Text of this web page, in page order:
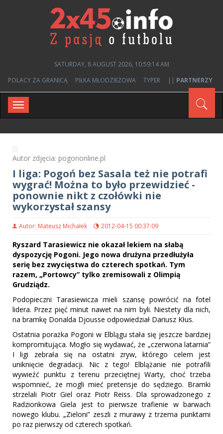
SATURDAY, 8 AUGUST 2026, 10:59:15 AM
POLACY ZA GRANICĄ
PIŁKA MŁODZIEŻOWA TYPER || PARTNERZY
Toggle
navigation
Autor zdjęcia: pogononline.pl
I liga: Pogoń bez Sasala też nie potrafi
wygrać! Można to było przewidzieć -
ponownie nikt z czołówki nie
wykorzystał szansy
Autor: Mateusz Michałek 2012-04-15 00:37:09
Ryszard Tarasiewicz nie okazał lekiem na słabą
dyspozycję Pogoni. Jego nowa drużyna przedłużyła
serię bez zwycięstwa do czterech spotkań. Tym
razem, „Portowcy” tylko zremisowali z Olimpią
Grudziądz.
Podopieczni Tarasiewicza mieli szansę powrócić na fotel
lidera. Przez pięć minut nawet na nim byli. Niestety dla nich,
na bramkę Donalda Djousse odpowiedział Dariusz Kłus.
Ostatnia porażka Pogoni w Elblągu stała się jeszcze bardziej
kompromitująca. Mogło się wydawać, że „czerwona latarnia”
I ligi zebrała się na ostatni zryw, którego celem jest
uniknięcie degradacji. Nic z tego! Elblążanie nie potrafili
wywieźć punktu z terenu przeciętnej Warty, choć trzeba
wspomnieć, że mogli mieć pretensje do sędziego. Bramki
strzelali Piotr Giel oraz Piotr Reiss. Dla sprowadzonego z
Radzionkowa Giela jest to pierwsze trafienie w barwach
nowego klubu. „Zieloni” zeszli z murawy z trzema punktami
po raz pierwszy od czterech spotkań.